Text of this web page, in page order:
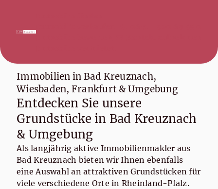
Immobilien in Bad Kreuznach,
Wiesbaden, Frankfurt & Umgebung
Entdecken Sie unsere
Grundstücke in Bad Kreuznach
& Umgebung
Als langjährig aktive Immobilienmakler aus
Bad Kreuznach bieten wir Ihnen ebenfalls
eine Auswahl an attraktiven Grundstücken für
viele verschiedene Orte in Rheinland-Pfalz.